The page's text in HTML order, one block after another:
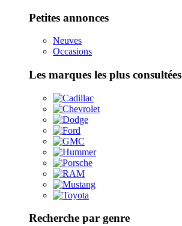
Petites annonces
Neuves
Occasions
Les marques les plus consultées
Recherche par genre